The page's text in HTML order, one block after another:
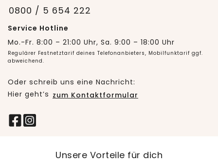
0800 / 5 654 222
Service Hotline
Mo.-Fr. 8:00 – 21:00 Uhr, Sa. 9:00 – 18:00 Uhr
Regulärer Festnetztarif deines Telefonanbieters, Mobilfunktarif ggf.
abweichend.
Oder schreib uns eine Nachricht:
Hier geht’s zum Kontaktformular
Unsere Vorteile für dich